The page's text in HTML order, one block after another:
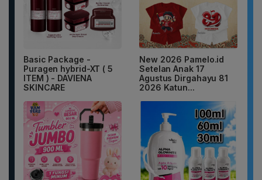
Basic Package -
Puragen hybrid-XT ( 5
ITEM ) - DAVIENA
SKINCARE
New 2026 Pamelo.id
Setelan Anak 17
Agustus Dirgahayu 81
2026 Katun...